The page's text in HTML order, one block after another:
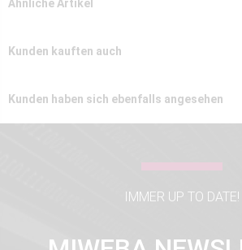
Ähnliche Artikel
Kunden kauften auch
Kunden haben sich ebenfalls angesehen
IMMER UP TO DATE!